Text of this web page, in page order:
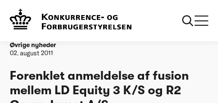
Forside
Group Invest A/S
Øvrige nyheder
02. august 2011
Forenklet anmeldelse af fusion
mellem LD Equity 3 K/S og R2